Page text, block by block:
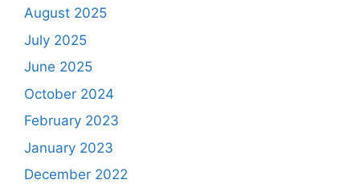
August 2025
July 2025
June 2025
October 2024
February 2023
January 2023
December 2022